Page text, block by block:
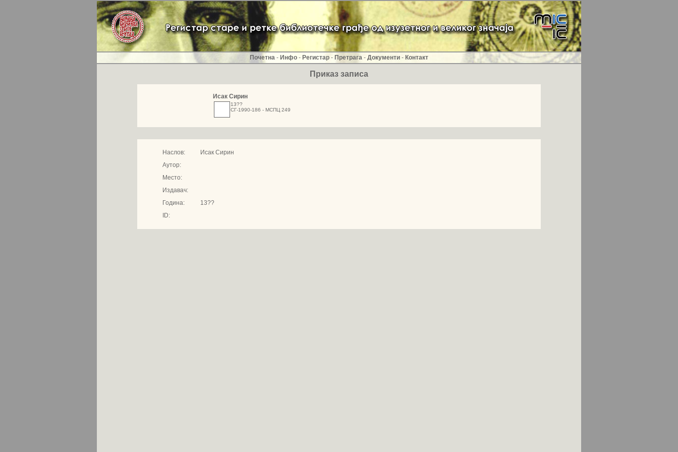
Почетна - Инфо - Регистар - Претрага - Документи - Контакт
Приказ записа
Исак Сирин
13??
СГ-1990-186 - МСПЦ 249
Наслов:
Исак Сирин
Аутор:
Место:
Издавач:
Година:
13??
ID: